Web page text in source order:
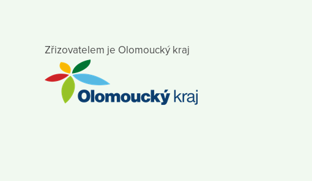
Zřizovatelem je Olomoucký kraj